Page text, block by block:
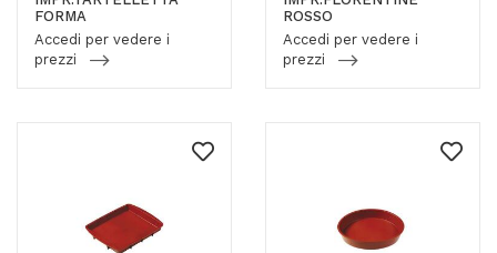
FORMA
Accedi per vedere i
prezzi
ROSSO
Accedi per vedere i
prezzi